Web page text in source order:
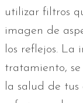
utilizar filtros
imagen de
los reflejos. La
tratamiento,
la salud de